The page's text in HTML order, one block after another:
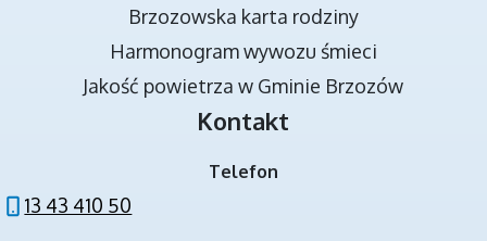
DOKUMENTY STRATEGICZNE
Brzozowska karta rodziny
Harmonogram wywozu śmieci
Jakość powietrza w Gminie Brzozów
Kontakt
Telefon
13 43 410 50